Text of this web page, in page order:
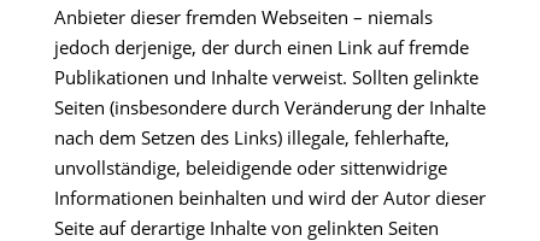
Anbieter dieser fremden Webseiten – niemals
jedoch derjenige, der durch einen Link auf fremde
Publikationen und Inhalte verweist. Sollten gelinkte
Seiten (insbesondere durch Veränderung der Inhalte
nach dem Setzen des Links) illegale, fehlerhafte,
unvollständige, beleidigende oder sittenwidrige
Informationen beinhalten und wird der Autor dieser
Seite auf derartige Inhalte von gelinkten Seiten